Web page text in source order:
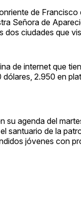
de
Señora de
ciudades que
de internet que
2.950 en
agenda del
santuario de la
jóvenes con